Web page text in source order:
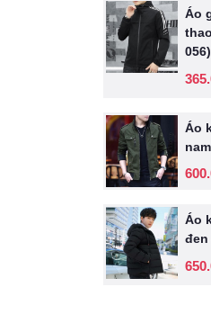
Áo
056)
Áo
Áo
đen